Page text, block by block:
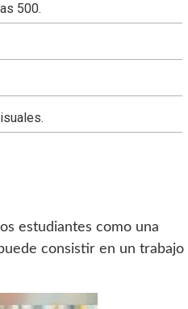
500.
estudiantes como una
consistir en un trabajo